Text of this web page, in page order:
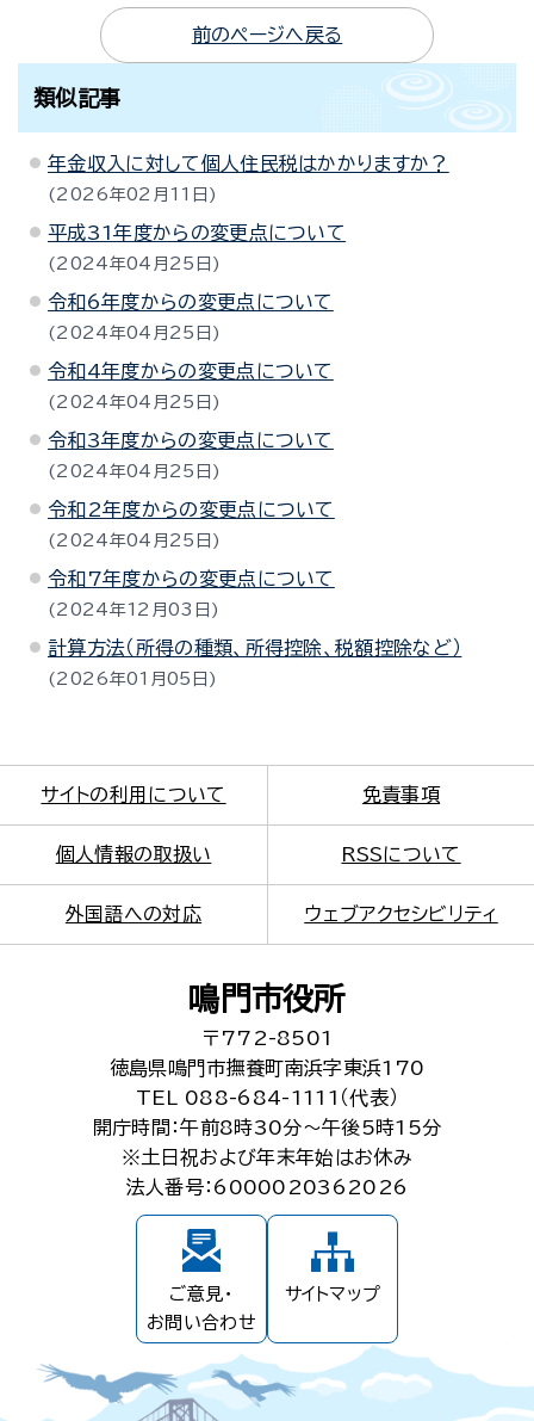
前のページへ戻る
類似記事
年金収入に対して個人住民税はかかりますか？
2026年02月11日
平成31年度からの変更点について
2024年04月25日
令和6年度からの変更点について
2024年04月25日
令和4年度からの変更点について
2024年04月25日
令和3年度からの変更点について
2024年04月25日
令和2年度からの変更点について
2024年04月25日
令和7年度からの変更点について
2024年12月03日
計算方法（所得の種類、所得控除、税額控除など）
2026年01月05日
サイトの利用について 免責事項
個人情報の取扱い RSSについて
外国語への対応 ウェブアクセシビリティ
鳴門市役所
〒772-8501
徳島県鳴門市撫養町南浜字東浜170
TEL 088-684-1111（代表）
開庁時間：午前8時30分～午後5時15分
※土日祝および年末年始はお休み
法人番号：6000020362026
ご意見・
お問い合わせ
サイトマップ